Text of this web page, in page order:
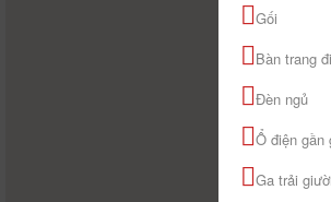
Gối
Bàn trang
Đèn ngủ
Ổ điện gần
Ga trải